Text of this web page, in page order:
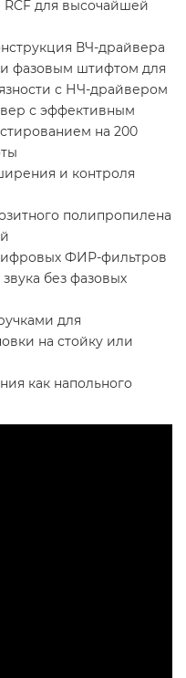
для высочайшей
ВЧ-драйвера
фазовым штифтом для
с НЧ-драйвером
с эффективным
на 200
и контроля
полипропилена
ФИР-фильтров
без фазовых
для
на стойку или
как напольного